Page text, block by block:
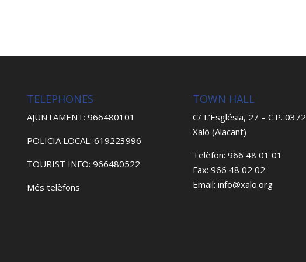
TELEPHONES
AJUNTAMENT: 966480101
POLICIA LOCAL: 619223996
TOURIST INFO: 966480522
Més telèfons
TOWN HALL
C/ L’Església, 27 – C.P.
Xaló (Alacant)
Telèfon: 966 48 01 01
Fax: 966 48 02 02
Email: info@xalo.org